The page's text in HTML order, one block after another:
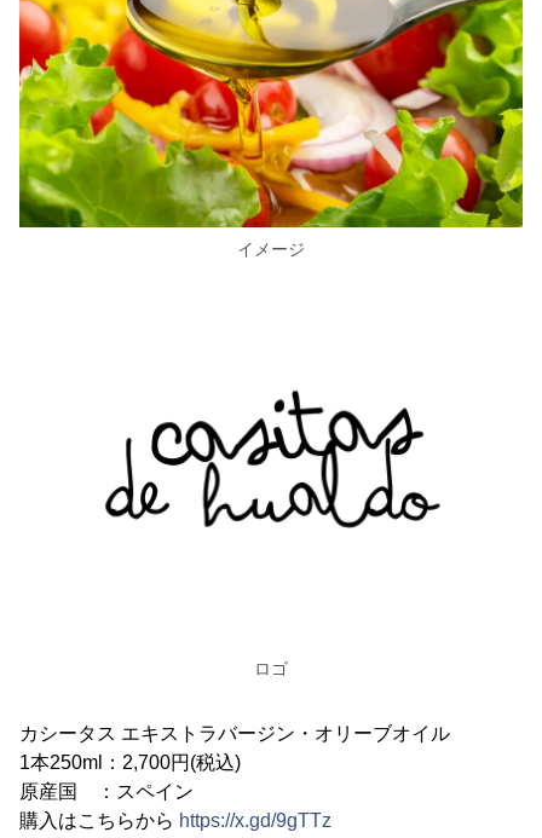
イメージ
ロゴ
カシータス エキストラバージン・オリーブオイル
1本250ml：2,700円(税込)
原産国 ：スペイン
購入はこちらから https://x.gd/9gTTz